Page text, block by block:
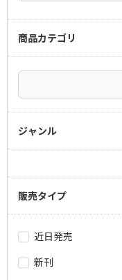
商品カテゴリ
ジャンル
販売タイプ
近日発売
新刊